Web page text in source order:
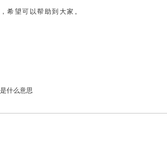
希望可以帮助到大家。
什么意思